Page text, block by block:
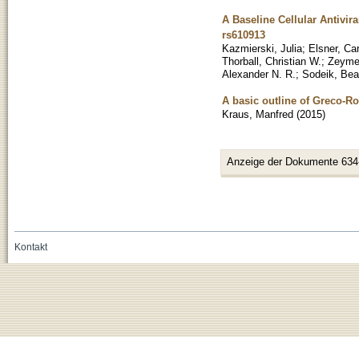
A Baseline Cellular
rs610913
Kazmierski, Julia; Elsner,
Thorball, Christian W. ;
Alexander N. R. ; Sodeik,
A basic outline of Greco-
Kraus, Manfred (2015)
Anzeige der Dokumente
Kontakt